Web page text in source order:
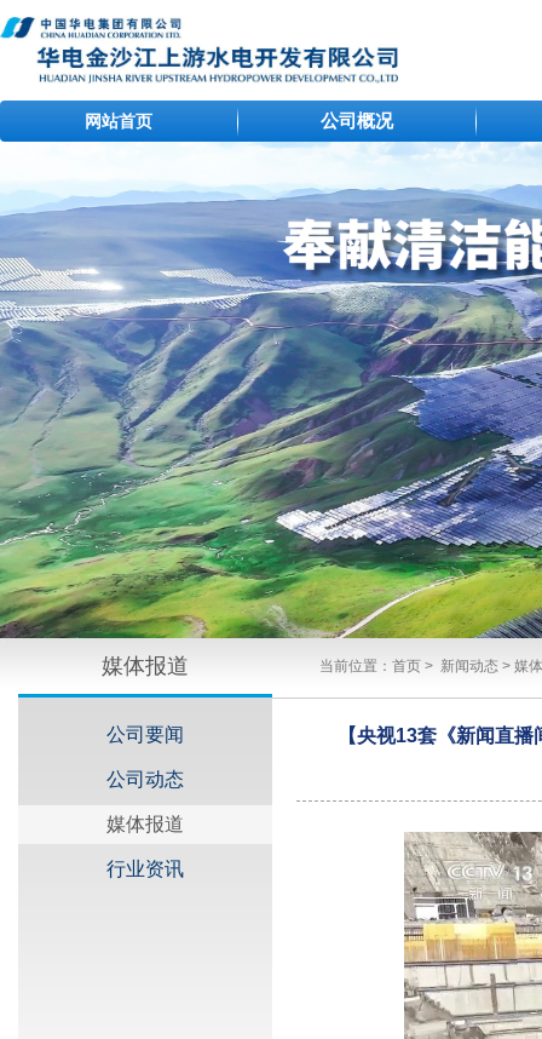
网站首页 公司概况
媒体报道 当前位置： 首页 > 新闻动态 > 媒
公司要闻
公司动态
媒体报道
行业资讯
【央视13套《新闻直